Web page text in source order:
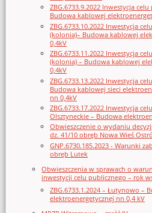
ZBG.6733.9.2022 Inwestycja
Budowa kablowej
ZBG.6733.10.2022 Inwestycja
(kolonia)– Budowa kablowej
0,4kV
ZBG.6733.11.2022 Inwestycja
(kolonia) – Budowa kablowej
0,4kV
ZBG.6733.13.2022 Inwestycja
Budowa kablowej sieci
nn 0,4kV
ZBG.6733.17.2022 Inwestycja
Olsztyneckie – Budowa
Obwieszczenie o wydaniu
dz. 41/10 obręb Nowa Wieś
GNP.6730.185.2023 - Warunki
obręb Lutek
Obwieszczenia w sprawach o
inwestycji celu publicznego – rok
ZBG.6733.1.2024 – Łutynowo –
elektroenergetycznej nn 0,4 kV